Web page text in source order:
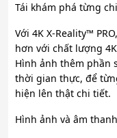
Tái khám phá từng
Với 4K X-Reality™
hơn với chất lượng
Hình ảnh thêm phần
thời gian thực, để
hiện lên thật chi tiết.
Hình ảnh và âm